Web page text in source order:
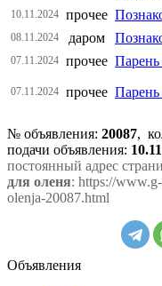
10.11.2024 прочее
08.11.2024 даром
07.11.2024 прочее Парень
07.11.2024 прочее Парень
№ объявления: 20087,
подачи объявления:
постоянный адрес
для оленя: https://
olenja-20087.html
Объявления